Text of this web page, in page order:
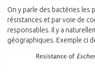
On y parle des bactéries les
résistances et par voie de
responsables. Il y a
géographiques. Exemple ci